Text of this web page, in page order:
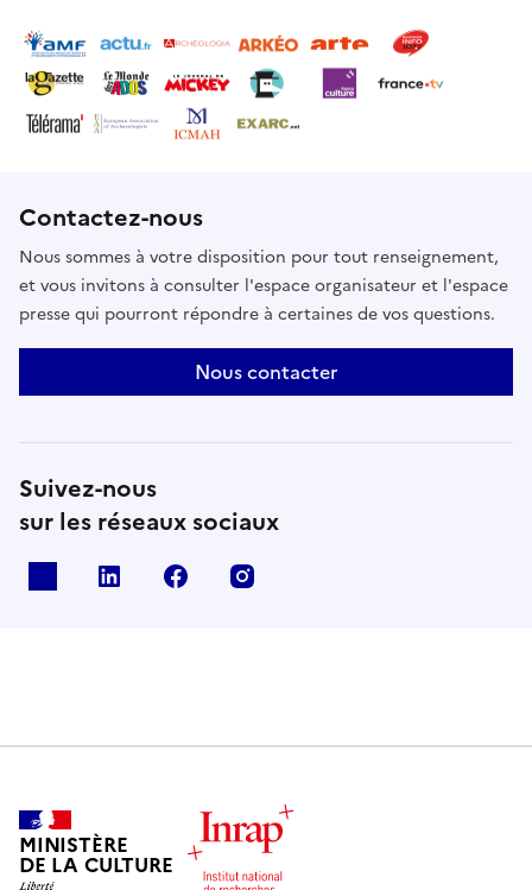
Contactez-nous
Nous sommes à votre disposition pour tout renseignement,
et vous invitons à consulter l'espace organisateur et l'espace
presse qui pourront répondre à certaines de vos questions.
Nous contacter
Suivez-nous
sur les réseaux sociaux
Linkedin Facebook
MINISTÈRE
DE LA CULTURE